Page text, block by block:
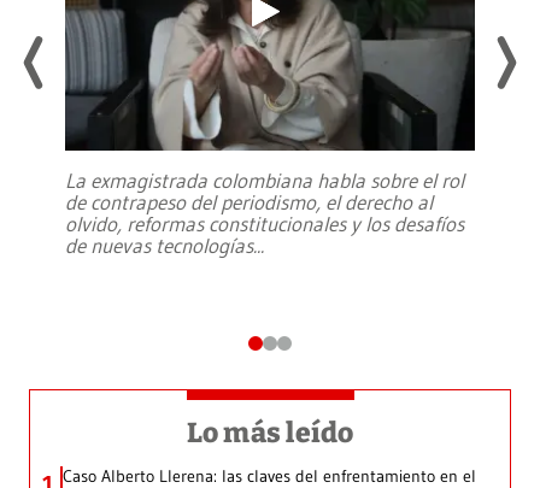
La exmagistrada colombiana habla sobre el rol
de contrapeso del periodismo, el derecho al
olvido, reformas constitucionales y los desafíos
de nuevas tecnologías...
Lo más leído
Caso Alberto Llerena: las claves del enfrentamiento en el